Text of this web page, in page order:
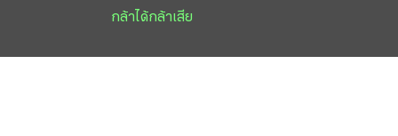
กล้าได้กล้าเสีย